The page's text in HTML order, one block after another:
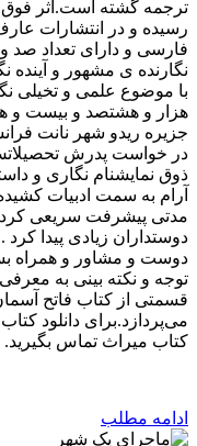
ترجمه گشته است.اثر
رسیده و در انتشارات
فارسی و دارای تعداد
نگارنده ی مشهور و آینده
با موضوع علمی و تخیلی
هزار و هشتصد و بیست و
جزیره ریدو شهر نانت
در خواست پدرش
ذوق نمایشنام نگاری و
آرام به سمت ادبیات
مدتی پیشرفت سریعی کرد.
دوستداران زیادی پیدا
دوست و مشاور و همراه
توجه و نکته بینی به
قسمتی از کتاب فاتح
می‌پردازد.برای دانلود
کتاب میراث تماس بگیرید.
ادامه مطلب